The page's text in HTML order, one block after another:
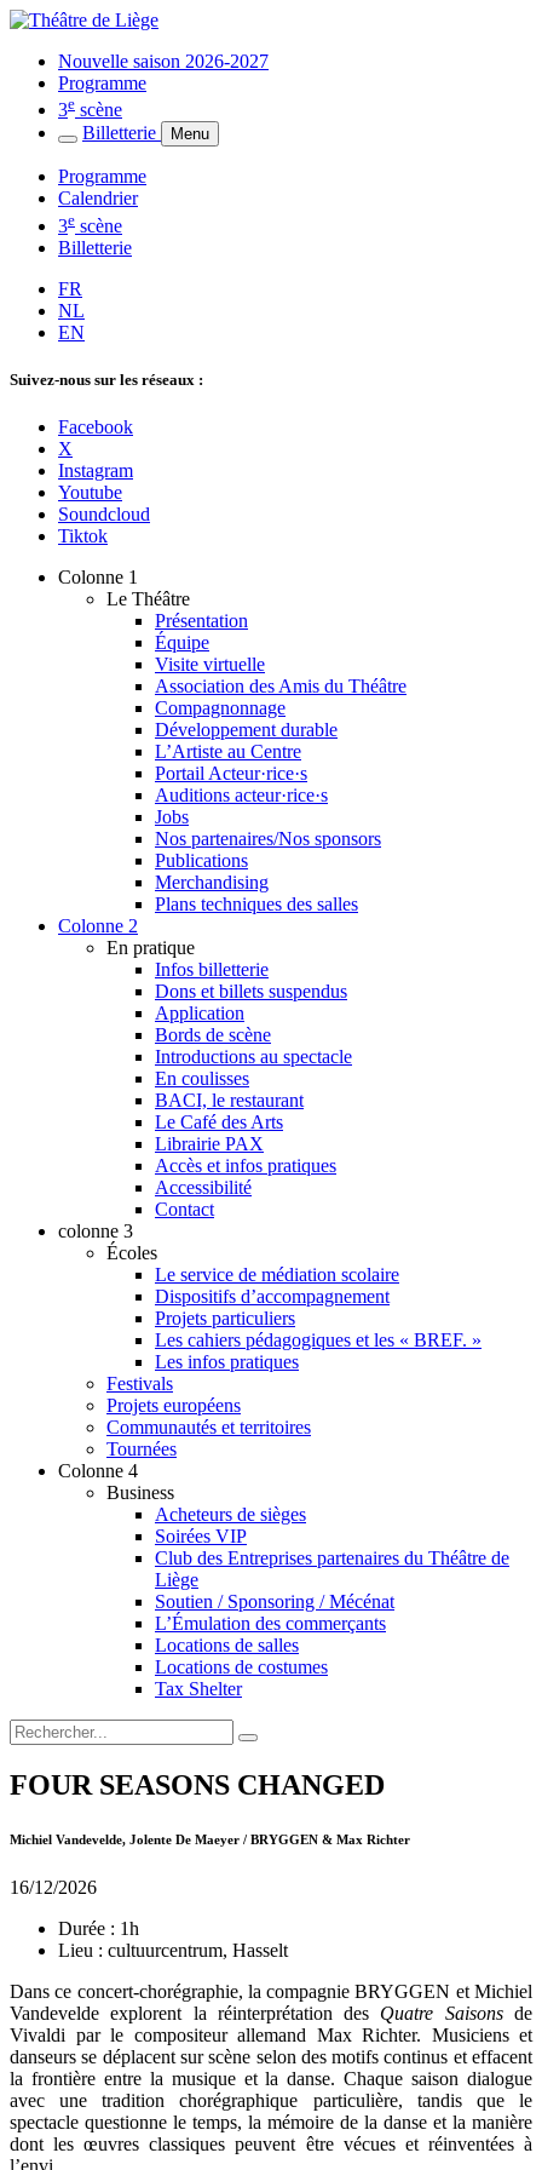
Nouvelle saison 2026-2027
Programme
3e scène
Billetterie
Menu
Programme
Calendrier
3e scène
Billetterie
FR
NL
EN
Suivez-nous sur les réseaux :
Facebook
X
Instagram
Youtube
Soundcloud
Tiktok
Colonne 1
Le Théâtre
Présentation
Équipe
Visite virtuelle
Association des Amis du Théâtre
Compagnonnage
Développement durable
L’Artiste au Centre
Portail Acteur·rice·s
Auditions acteur·rice·s
Jobs
Nos partenaires/Nos sponsors
Publications
Merchandising
Plans techniques des salles
Colonne 2
En pratique
Infos billetterie
Dons et billets suspendus
Application
Bords de scène
Introductions au spectacle
En coulisses
BACI, le restaurant
Le Café des Arts
Librairie PAX
Accès et infos pratiques
Accessibilité
Contact
colonne 3
Écoles
Le service de médiation scolaire
Dispositifs d’accompagnement
Projets particuliers
Les cahiers pédagogiques et les « BREF. »
Les infos pratiques
Festivals
Projets européens
Communautés et territoires
Tournées
Colonne 4
Business
Acheteurs de sièges
Soirées VIP
Club des Entreprises partenaires du Théâtre de
Liège
Soutien / Sponsoring / Mécénat
L’Émulation des commerçants
Locations de salles
Locations de costumes
Tax Shelter
FOUR SEASONS CHANGED
Michiel Vandevelde, Jolente De Maeyer / BRYGGEN & Max Richter
16/12/2026
Durée : 1h
Lieu : cultuurcentrum, Hasselt
Dans ce concert-chorégraphie, la compagnie BRYGGEN et Michiel
Vandevelde explorent la réinterprétation des Quatre Saisonsde
Vivaldi par le compositeur allemand Max Richter. Musiciens et
danseurs se déplacent sur scène selon des motifs continus et effacent
la frontière entre la musique et la danse. Chaque saison dialogue
avec une tradition chorégraphique particulière, tandis que le
spectacle questionne le temps, la mémoire de la danse et la manière
dont les œuvres classiques peuvent être vécues et réinventées à
l’envi.